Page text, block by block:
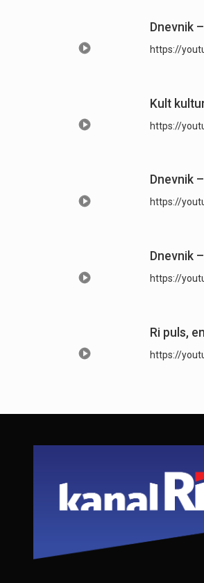
Dnevnik
https://
Kult
https://
Dnevnik
https://
Dnevnik
https://
Ri puls,
https://